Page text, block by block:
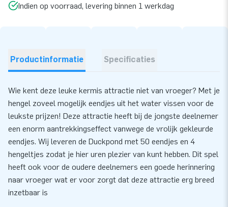
Indien op voorraad, levering binnen 1 werkdag
Productinformatie Specificaties
Wie kent deze leuke kermis attractie niet van vroeger? Met je
hengel zoveel mogelijk eendjes uit het water vissen voor de
leukste prijzen! Deze attractie heeft bij de jongste deelnemer
een enorm aantrekkingseffect vanwege de vrolijk gekleurde
eendjes. Wij leveren de Duckpond met 50 eendjes en 4
hengeltjes zodat je hier uren plezier van kunt hebben. Dit spel
heeft ook voor de oudere deelnemers een goede herinnering
naar vroeger wat er voor zorgt dat deze attractie erg breed
inzetbaar is